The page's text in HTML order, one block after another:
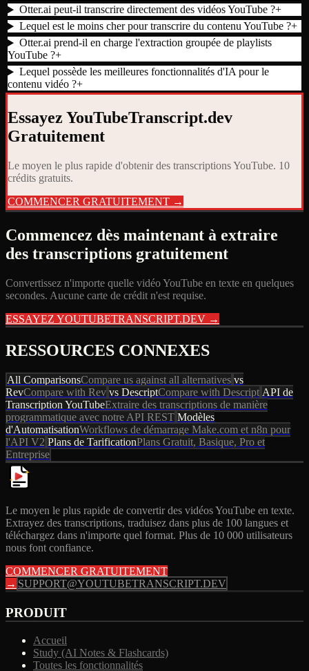
Otter.ai peut-il transcrire directement des vidéos YouTube ?+
Lequel est le moins cher pour transcrire du contenu YouTube ?+
Otter.ai prend-il en charge l'extraction groupée de playlists
YouTube ?+
Lequel possède les meilleures fonctionnalités d'IA pour le
contenu vidéo ?+
Essayez YouTubeTranscript.dev
Gratuitement
Le moyen le plus rapide d'obtenir des transcriptions YouTube. 10
crédits gratuits.
COMMENCER GRATUITEMENT →
Commencez dès maintenant à extraire
des transcriptions gratuitement
Convertissez n'importe quelle vidéo YouTube en texte en quelques
secondes. Aucune carte de crédit n'est requise.
ESSAYEZ YOUTUBETRANSCRIPT.DEV →
RESSOURCES CONNEXES
All ComparisonsCompare us against all alternatives vs
RevCompare with Rev vs DescriptCompare with Descript API de
Transcription YouTubeExtraire des transcriptions de manière
programmatique avec notre API REST Modèles
d'AutomatisationWorkflows de démarrage Make.com et n8n pour
l'API V2 Plans de TarificationPlans Gratuit, Basique, Pro et
Entreprise
Le moyen le plus rapide de convertir des vidéos YouTube en texte.
Extrayez des transcriptions, traduisez dans plus de 100 langues et
téléchargez dans n'importe quel format. Plus de 10 000 utilisateurs
nous font confiance.
COMMENCER GRATUITEMENT
→ SUPPORT@YOUTUBETRANSCRIPT.DEV
PRODUIT
Accueil
Study (AI Notes & Flashcards)
Toutes les fonctionnalités